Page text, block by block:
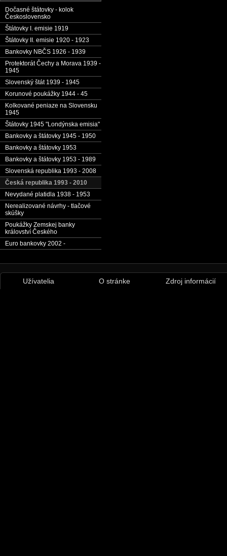
Dočasné štátovky - kolok
Československo
Štátovky I. emisie 1919
Štátovky II. emisie 1920 - 1923
Bankovky NBČS 1926 - 1939
Protektorát Čechy a Morava 1939 -
1945
Slovenský štát 1939 - 1945
Korunové poukážky 1944 - 45
Kolkované peniaze na Slovensku
1945
Štátovky 1945 "Londýnska emisia"
Bankovky a štátovky 1945 - 1950
Bankovky a štátovky 1953
Bankovky a štátovky 1953 - 1989
Slovenská republika 1993 - 2008
Česká republika 1993 - 2010
Nevydané platidla 1938 - 1953
Nerealizované návrhy - tlačové
skúšky
Poukážky Zemskej banky
království Českého
Euro bankovky 2002 -
Užívatelia O stránke Zdroj informácií